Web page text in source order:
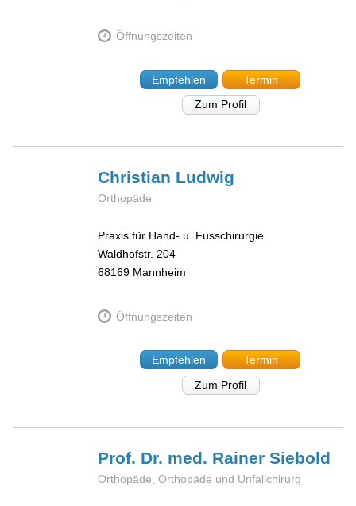
Öffnungszeiten
Empfehlen
Termin
Zum Profil
Christian Ludwig
Orthopäde
Praxis für Hand- u. Fusschirurgie
Waldhofstr. 204
68169 Mannheim
Öffnungszeiten
Empfehlen
Termin
Zum Profil
Prof. Dr. med. RainerSiebold
Orthopäde, Orthopäde und Unfallchirurg